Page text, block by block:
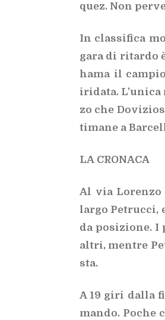
quez. Non
In clas­si­fi­ca
gara di ri­tar­do
ha­ma il
iri­da­ta. L’u­ni­ca
zo che
ti­ma­ne a
LA CRO­NA­CA
Al via Lo­ren­zo
lar­go Pe­truc­ci,
da po­si­zio­ne.
al­tri, men­tre
sta.
A 19 giri dal­la
man­do.